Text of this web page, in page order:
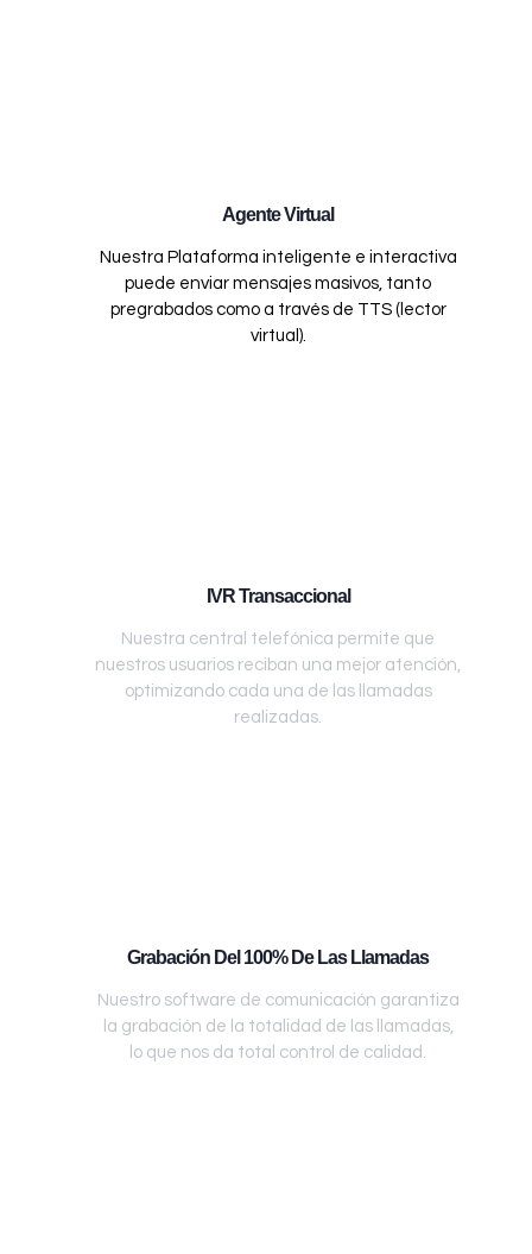
Agente Virtual
Nuestra Plataforma inteligente e interactiva
puede enviar mensajes masivos, tanto
pregrabados como a través de TTS (lector
virtual).
IVR Transaccional
Nuestra central telefónica permite que
nuestros usuarios reciban una mejor atención,
optimizando cada una de las llamadas
realizadas.
Grabación Del 100% De Las Llamadas
Nuestro software de comunicación garantiza
la grabación de la totalidad de las llamadas,
lo que nos da total control de calidad.